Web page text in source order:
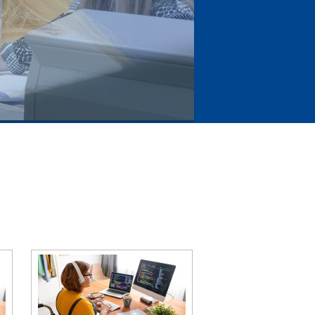
doet winnen!